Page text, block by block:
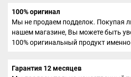
100% оригинал
Мы не продаем подделок. Покупая
нашем магазине, Вы можете быть
100% оригинальный продукт
Гарантия 12 месяцев